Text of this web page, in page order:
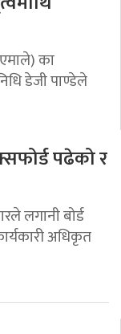
का
डेजी पाण्डेले
पढेको र
लगानी बोर्ड
अधिकृत